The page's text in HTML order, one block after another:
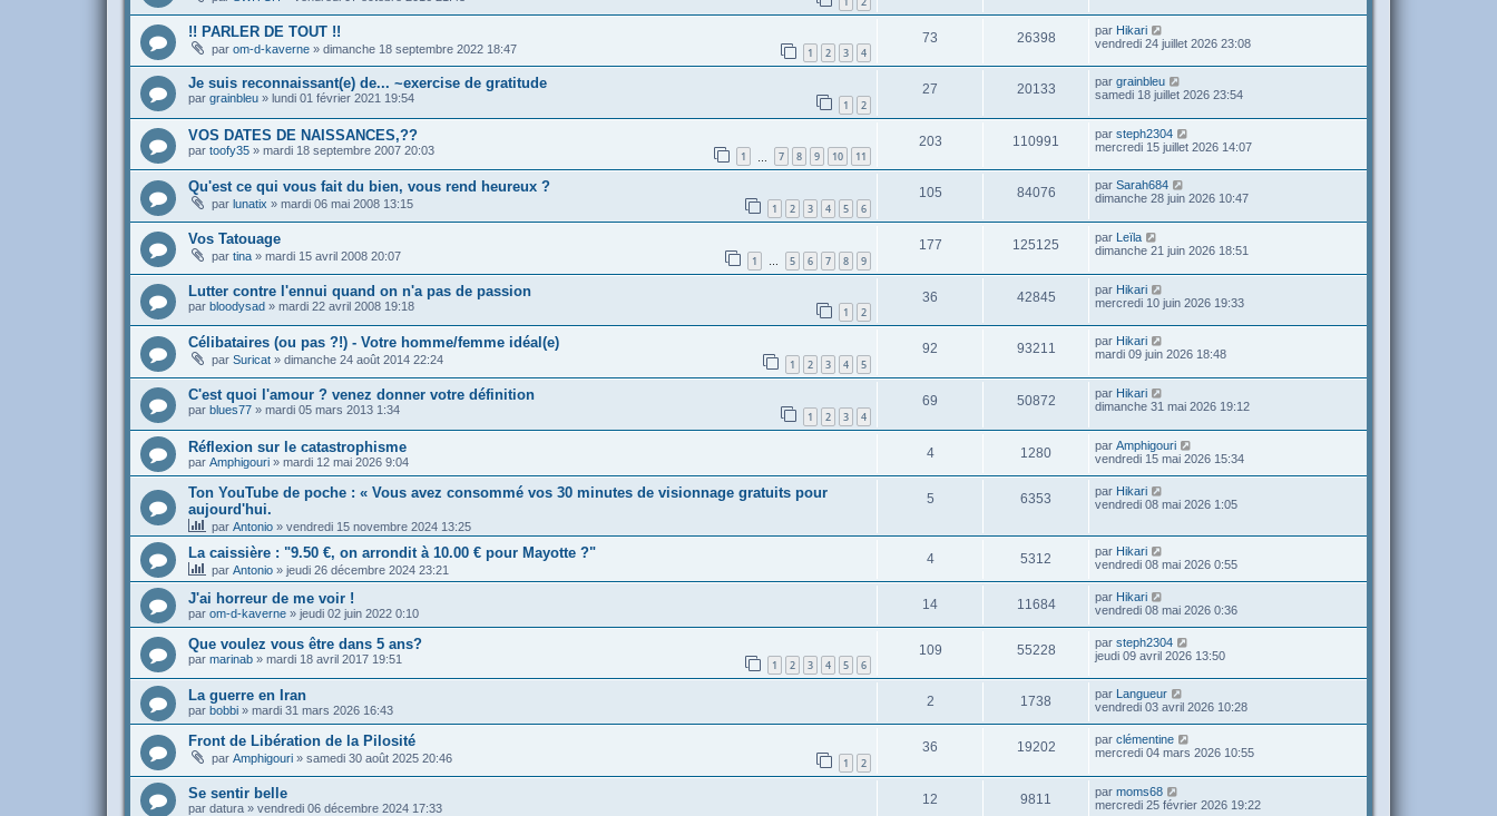
!! PARLER DE TOUT !!
par om-d-kaverne » dimanche 18 septembre 2022 18:47 1 2 3 4
73 26398 par Hikari
vendredi 24 juillet 2026 23:08
Je suis reconnaissant(e) de... ~exercise de gratitude
par grainbleu » lundi 01 février 2021 19:54 1 2
27 20133 par grainbleu
samedi 18 juillet 2026 23:54
VOS DATES DE NAISSANCES,??
par toofy35 » mardi 18 septembre 2007 20:03 1 7 8 9 10 11
203 110991 par steph2304
mercredi 15 juillet 2026 14:07
Qu'est ce qui vous fait du bien, vous rend heureux ?
par lunatix » mardi 06 mai 2008 13:15 1 2 3 4 5 6
105 84076 par Sarah684
dimanche 28 juin 2026 10:47
Vos Tatouage
par tina » mardi 15 avril 2008 20:07 1 … 5 6 7 8 9
177 125125 par Leïla
dimanche 21 juin 2026 18:51
Lutter contre l'ennui quand on n'a pas de passion
par bloodysad » mardi 22 avril 2008 19:18 1 2
36 42845 par Hikari
mercredi 10 juin 2026 19:33
Célibataires (ou pas ?!) - Votre homme/femme idéal(e)
par Suricat » dimanche 24 août 2014 22:24 1 2 3 4 5
92 93211 par Hikari
mardi 09 juin 2026 18:48
C'est quoi l'amour ? venez donner votre définition
par blues77 » mardi 05 mars 2013 1:34 1 2 3 4
69 50872 par Hikari
dimanche 31 mai 2026 19:12
Réflexion sur le catastrophisme
par Amphigouri » mardi 12 mai 2026 9:04
4 1280 par Amphigouri
vendredi 15 mai 2026 15:34
Ton YouTube de poche : « Vous avez consommé vos 30 minutes de visionnage gratuits pour
aujourd'hui.
par Antonio » vendredi 15 novembre 2024 13:25
5 6353 par Hikari
vendredi 08 mai 2026 1:05
La caissière : "9.50 €, on arrondit à 10.00 € pour Mayotte ?"
par Antonio » jeudi 26 décembre 2024 23:21
4 5312 par Hikari
vendredi 08 mai 2026 0:55
J'ai horreur de me voir !
par om-d-kaverne » jeudi 02 juin 2022 0:10
14 11684 par Hikari
vendredi 08 mai 2026 0:36
Que voulez vous être dans 5 ans?
par marinab » mardi 18 avril 2017 19:51 1 2 3 4 5 6
109 55228 par steph2304
jeudi 09 avril 2026 13:50
La guerre en Iran
par bobbi » mardi 31 mars 2026 16:43
2 1738 par
Langueur
vendredi 03 avril 2026 10:28
Front de Libération de la Pilosité
par Amphigouri » samedi 30 août 2025 20:46 1 2
36 19202 par clémentine
mercredi 04 mars 2026 10:55
Se sentir belle
par datura » vendredi 06 décembre 2024 17:33
12 9811 par moms68
mercredi 25 février 2026 19:22